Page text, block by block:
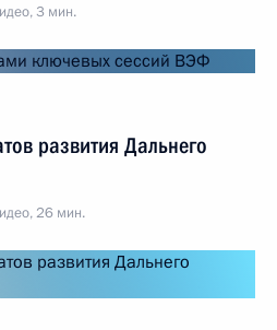
3 мин.
развития Дальнего
26 мин.